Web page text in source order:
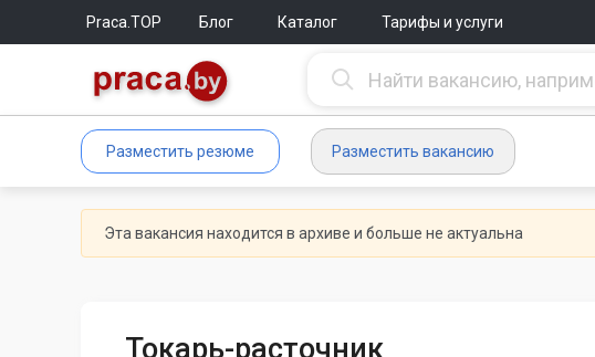
Praca.TOP Блог Каталог Тарифы и услуги
Разместить резюме Разместить вакансию
Эта вакансия находится в архиве и больше не актуальна
Токарь-расточник